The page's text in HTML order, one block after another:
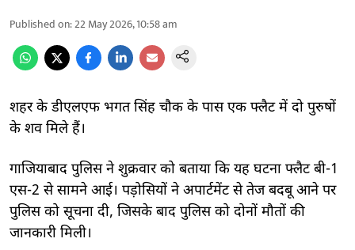
Published on:22 May 2026, 10:58 am
शहर के डीएलएफ भगत सिंह चौक के पास एक फ्लैट में दो पुरुषों
के शव मिले हैं।
गाजियाबाद पुलिस ने शुक्रवार को बताया कि यह घटना फ्लैट बी-1
एस-2 से सामने आई। पड़ोसियों ने अपार्टमेंट से तेज बदबू आने पर
पुलिस को सूचना दी, जिसके बाद पुलिस को दोनों मौतों की
जानकारी मिली।